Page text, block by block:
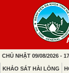
CHỦ NHẬT 09/08/2026 -
KHẢO SÁT HÀI LÒNG